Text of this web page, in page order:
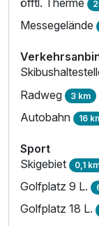
öfftl. Therme
Messegelände
Radweg 3 km
Autobahn 16
Sport
Skigebiet 0,1
Golfplatz 9 L.
Golfplatz 18 L.